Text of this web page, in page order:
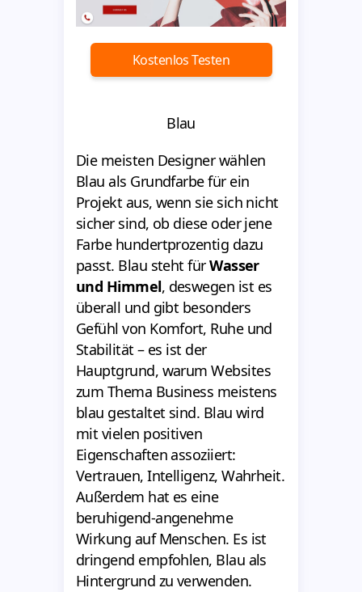
Kostenlos Testen
Blau
Die meisten Designer wählen
Blau als Grundfarbe für ein
Projekt aus, wenn sie sich nicht
sicher sind, ob diese oder jene
Farbe hundertprozentig dazu
passt. Blau steht fürWasser
und Himmel, deswegen ist es
überall und gibt besonders
Gefühl von Komfort, Ruhe und
Stabilität – es ist der
Hauptgrund, warum Websites
zum Thema Business meistens
blau gestaltet sind. Blau wird
mit vielen positiven
Eigenschaften assoziiert:
Vertrauen, Intelligenz, Wahrheit.
Außerdem hat es eine
beruhigend-angenehme
Wirkung auf Menschen. Es ist
dringend empfohlen, Blau als
Hintergrund zu verwenden.